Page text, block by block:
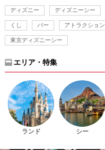
ディズニー ディズニーシー
くし バー アトラクション
東京ディズニーシー
エリア・特集
ランド シー